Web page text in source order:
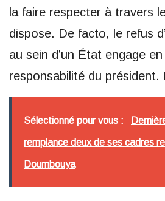
la faire respecter à travers
dispose. De facto, le refus
au sein d’un État engage
responsabilité du président.
Sélectionné pour vous :
remplance deux de ses cadres
Doumbouya